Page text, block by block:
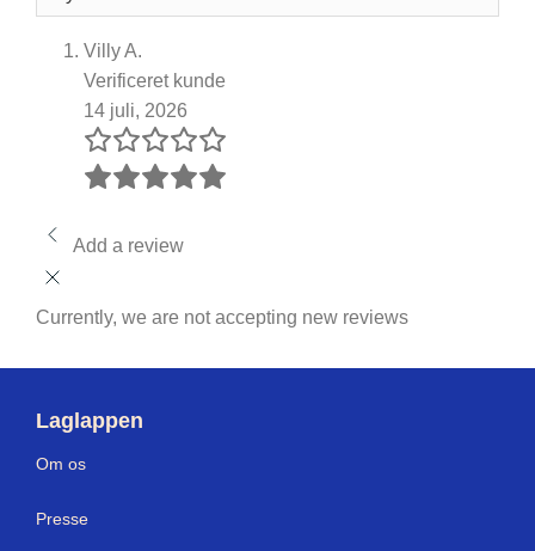
Villy A.
Verificeret kunde
14 juli, 2026
Add a review
Currently, we are not accepting new reviews
Laglappen
Om os
Presse